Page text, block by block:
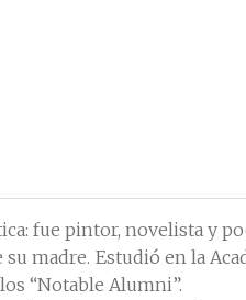
fue pintor, novelista y
madre. Estudió en la
“Notable Alumni”.